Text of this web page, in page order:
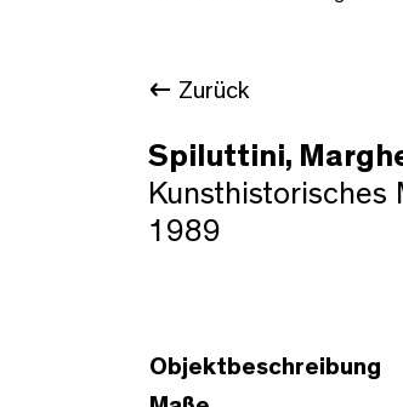
Zurück
Spiluttini,
Kunsthistorisches
1989
Objektbeschreibung